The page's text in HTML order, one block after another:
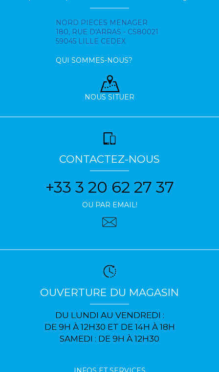
NORD PIECES MENAGER
180, RUE D'ARRAS - CS80021
59045 LILLE CEDEX
QUI SOMMES-NOUS?
NOUS SITUER
CONTACTEZ-NOUS
+33 3 20 62 27 37
OU PAR EMAIL!
OUVERTURE DU MAGASIN
DU LUNDI AU VENDREDI :
DE 9H À 12H30 ET DE 14H À 18H
SAMEDI : DE 9H À 12H30